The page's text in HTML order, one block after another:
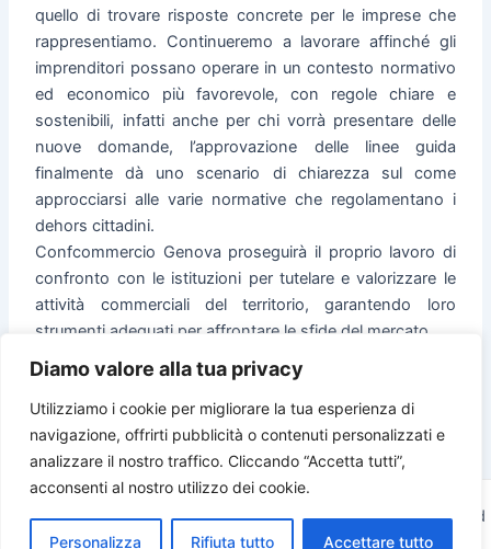
Diamo valore alla tua privacy
Utilizziamo i cookie per migliorare la tua esperienza di
navigazione, offrirti pubblicità o contenuti personalizzati e
analizzare il nostro traffico. Cliccando “Accetta tutti”,
acconsenti al nostro utilizzo dei cookie.
Personalizza Rifiuta tutto Accettare tutto
quello di trovare risposte concrete per le imprese che
rappresentiamo. Continueremo a lavorare affinché gli
imprenditori possano operare in un contesto normativo
ed economico più favorevole, con regole chiare e
sostenibili, infatti anche per chi vorrà presentare delle
nuove domande, l’approvazione delle linee guida
finalmente dà uno scenario di chiarezza sul come
approcciarsi alle varie normative che regolamentano i
dehors cittadini.
Confcommercio Genova proseguirà il proprio lavoro di
confronto con le istituzioni per tutelare e valorizzare le
attività commerciali del territorio, garantendo loro
strumenti adeguati per affrontare le sfide del mercato.
PRECEDENTE SUCCESSIVO
Copyright © 2026 Confcommercio Imprese per l'Italia | Powered
Tema WordPress Astra